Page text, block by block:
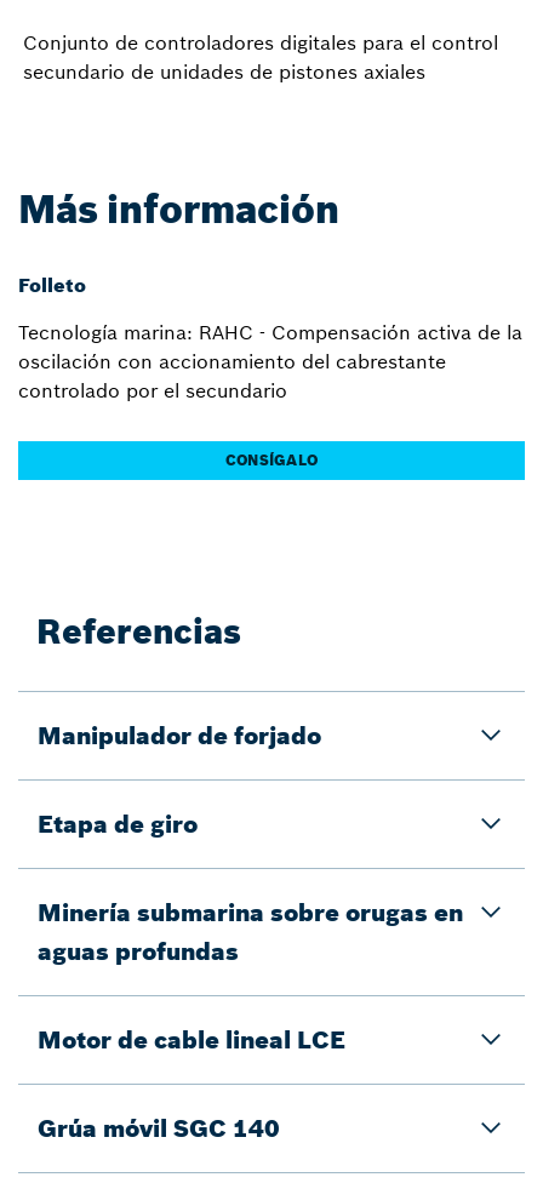
Conjunto de controladores digitales para el control
secundario de unidades de pistones axiales
Más información
Folleto
Tecnología marina: RAHC - Compensación activa de la
oscilación con accionamiento del cabrestante
controlado por el secundario
CONSÍGALO
Referencias
Manipulador de forjado
Etapa de giro
Minería submarina sobre orugas en
aguas profundas
Motor de cable lineal LCE
Grúa móvil SGC 140